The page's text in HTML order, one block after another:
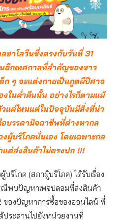
ฮาโลวีนซึ่งตรงกับวันที่ 31
อีกเทศกาลที่สำคัญของชาว
ก ๆ จะแต่งกายเป็นภูตผีปีศาจ
งในค่ำคืนนั้น อย่างไรก็ตามแม้
แค่ไหนแต่ในปัจจุบันมีสิ่งที่น่า
บรรดามิจฉาชีพที่ต่างหากล
ผู้บริโภคนั่นเอง โดยเฉพาะกล
ต่ส่งสินค้าไม่ตรงปก !!!
ริโภค (สภาผู้บริโภค) ได้รับเรื่อง
ณีพบปัญหาเพจปลอมที่ส่งสินค้า
ของปัญหาการซื้อของออนไลน์ ที่
ประสานไปยังหน่วยงานที่